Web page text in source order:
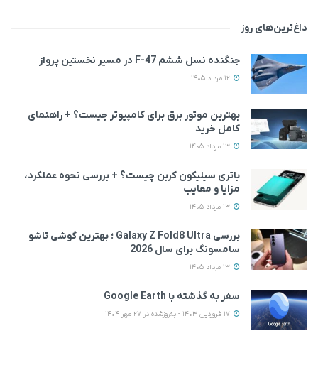
داغ‌ترین‌های روز
جنگنده نسل ششم F-47 در مسیر نخستین پرواز
بهترین موتور برق برای کامپیوتر چیست؟ + راهنمای
کامل خرید
باتری سیلیکون کربن چیست؟ + بررسی نحوه عملکرد،
مزایا و معایب
بررسی Galaxy Z Fold8 Ultra ؛ بهترین گوشی تاشو
سامسونگ برای سال 2026
سفر به گذشته با Google Earth